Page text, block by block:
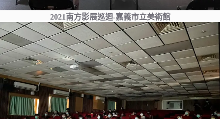
2021南方影展巡迴-嘉義市立美術館